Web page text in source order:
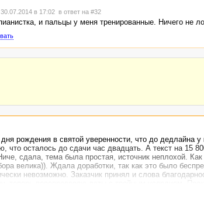
в 17:02 в ответ на #32
и пальцы у меня тренированные. Ничего не
рождения в святой уверенности, что до дедлайна
что осталось до сдачи час двадцать. А текст на 15
сдала, тема была простая, источник неплохой.
велика)). Ждала доработки, так как это было
невозможно. Заказчик принял и слова